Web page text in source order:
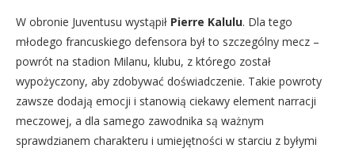
W obronie Juventusu wystąpił Pierre Kalulu. Dla tego
młodego francuskiego defensora był to szczególny mecz –
powrót na stadion Milanu, klubu, z którego został
wypożyczony, aby zdobywać doświadczenie. Takie powroty
zawsze dodają emocji i stanowią ciekawy element narracji
meczowej, a dla samego zawodnika są ważnym
sprawdzianem charakteru i umiejętności w starciu z byłymi